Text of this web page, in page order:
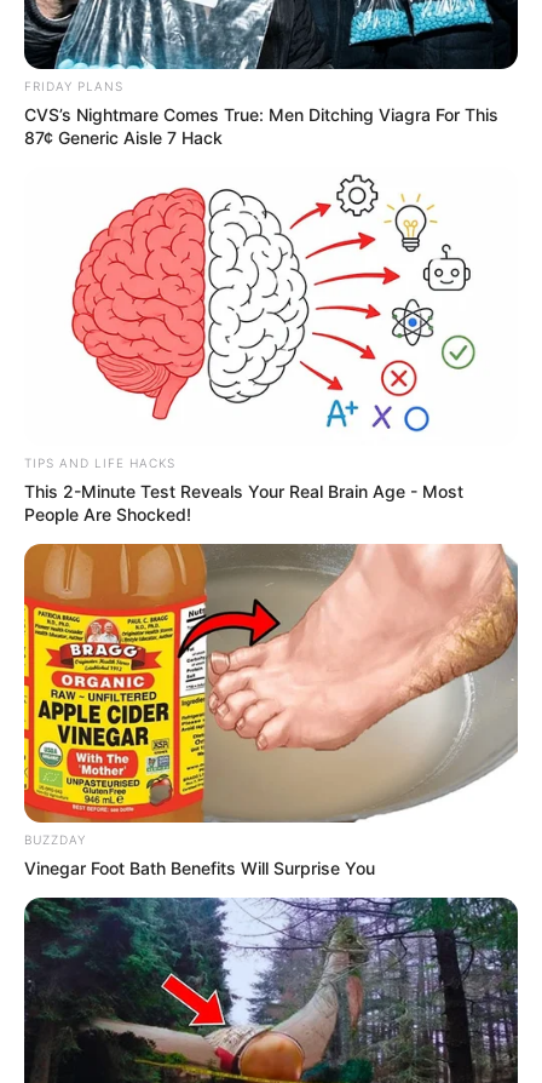
FRIDAY PLANS
CVS’s Nightmare Comes True: Men Ditching Viagra For This
87¢ Generic Aisle 7 Hack
TIPS AND LIFE HACKS
This 2-Minute Test Reveals Your Real Brain Age - Most
People Are Shocked!
BUZZDAY
Vinegar Foot Bath Benefits Will Surprise You